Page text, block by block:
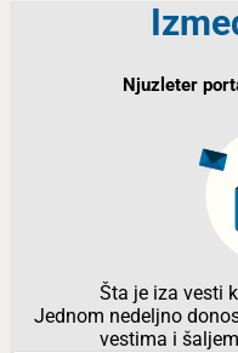
Njuzleter
Šta je iza vesti
Jednom nedeljno
vestima i